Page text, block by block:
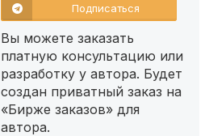
Подписаться
Вы можете заказать
платную консультацию или
разработку у автора. Будет
создан приватный заказ на
«Бирже заказов» для
автора.